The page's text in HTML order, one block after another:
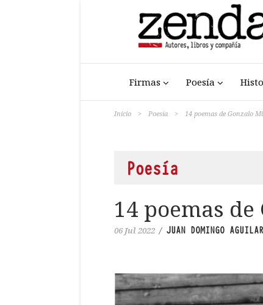
Firmas Poesía
Inicio > Poesía > 14 poemas de Gonzalo
Poesía
14 poemas
06 Jul 2022 / JUAN DOMINGO AGUILAR